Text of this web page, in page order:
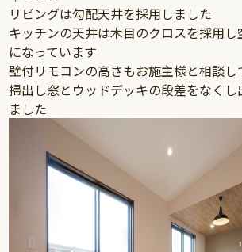
リビングは勾配天井を採用しました
キッチンの天井は木目のクロスを採用し
になっています
壁付リモコンの高さもお施主様と相談し
掃出し窓とウッドデッキの段差をなくし
ました